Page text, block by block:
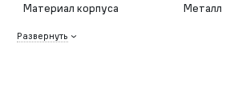
Материал корпуса Металл
Развернуть